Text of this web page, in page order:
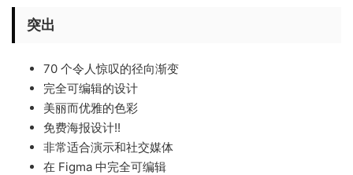
突出
70 个令人惊叹的径向渐变
完全可编辑的设计
美丽而优雅的色彩
免费海报设计!!
非常适合演示和社交媒体
在 Figma 中完全可编辑